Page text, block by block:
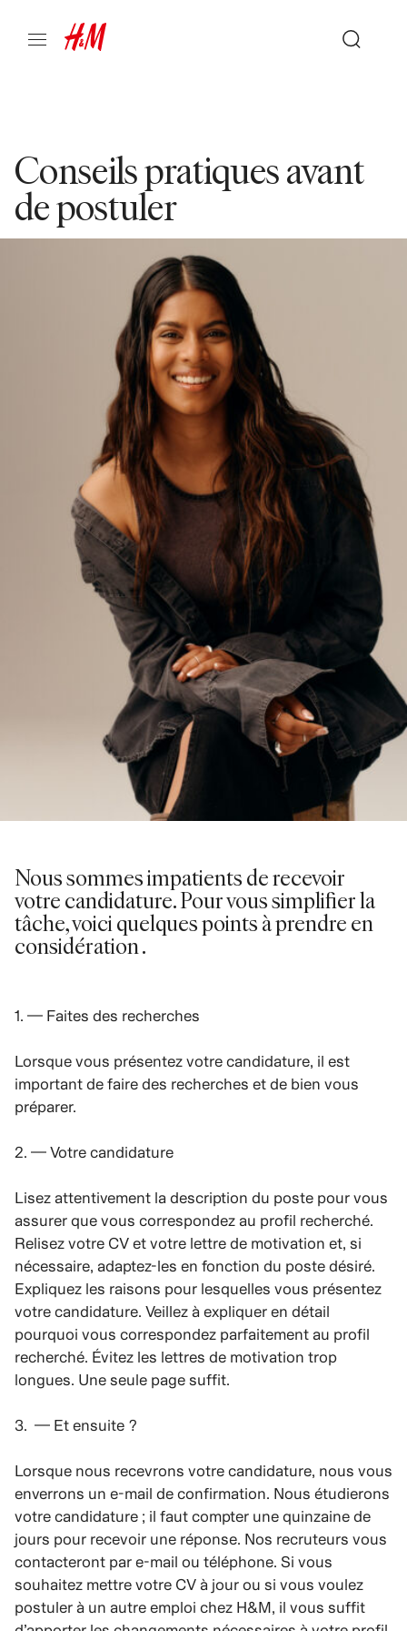
Conseils pratiques avant
de postuler
Nous sommes impatients de recevoir
votre candidature. Pour vous simplifier la
tâche, voici quelques points à prendre en
considération .
1. — Faites des recherches
Lorsque vous présentez votre candidature, il est
important de faire des recherches et de bien vous
préparer.
2. — Votre candidature
Lisez attentivement la description du poste pour vous
assurer que vous correspondez au profil recherché.
Relisez votre CV et votre lettre de motivation et, si
nécessaire, adaptez-les en fonction du poste désiré.
Expliquez les raisons pour lesquelles vous présentez
votre candidature. Veillez à expliquer en détail
pourquoi vous correspondez parfaitement au profil
recherché. Évitez les lettres de motivation trop
longues. Une seule page suffit.
3. — Et ensuite ?
Lorsque nous recevrons votre candidature, nous vous
enverrons un e-mail de confirmation. Nous étudierons
votre candidature ; il faut compter une quinzaine de
jours pour recevoir une réponse. Nos recruteurs vous
contacteront par e-mail ou téléphone. Si vous
souhaitez mettre votre CV à jour ou si vous voulez
postuler à un autre emploi chez H&M, il vous suffit